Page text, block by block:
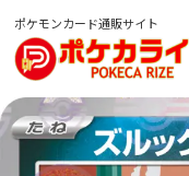
ポケモンカード通販サイト